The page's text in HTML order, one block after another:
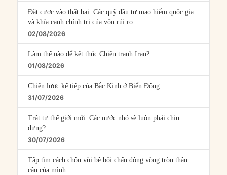
Đặt cược vào thất bại: Các quỹ đầu tư mạo hiểm quốc gia
và khía cạnh chính trị của vốn rủi ro
02/08/2026
Làm thế nào để kết thúc Chiến tranh Iran?
01/08/2026
Chiến lược kế tiếp của Bắc Kinh ở Biển Đông
31/07/2026
Trật tự thế giới mới: Các nước nhỏ sẽ luôn phải chịu
đựng?
30/07/2026
Tập tìm cách chôn vùi bê bối chấn động vòng tròn thân
cận của mình